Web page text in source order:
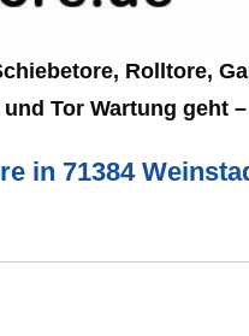
Rolltore,
Tor Wartung geht
in 71384